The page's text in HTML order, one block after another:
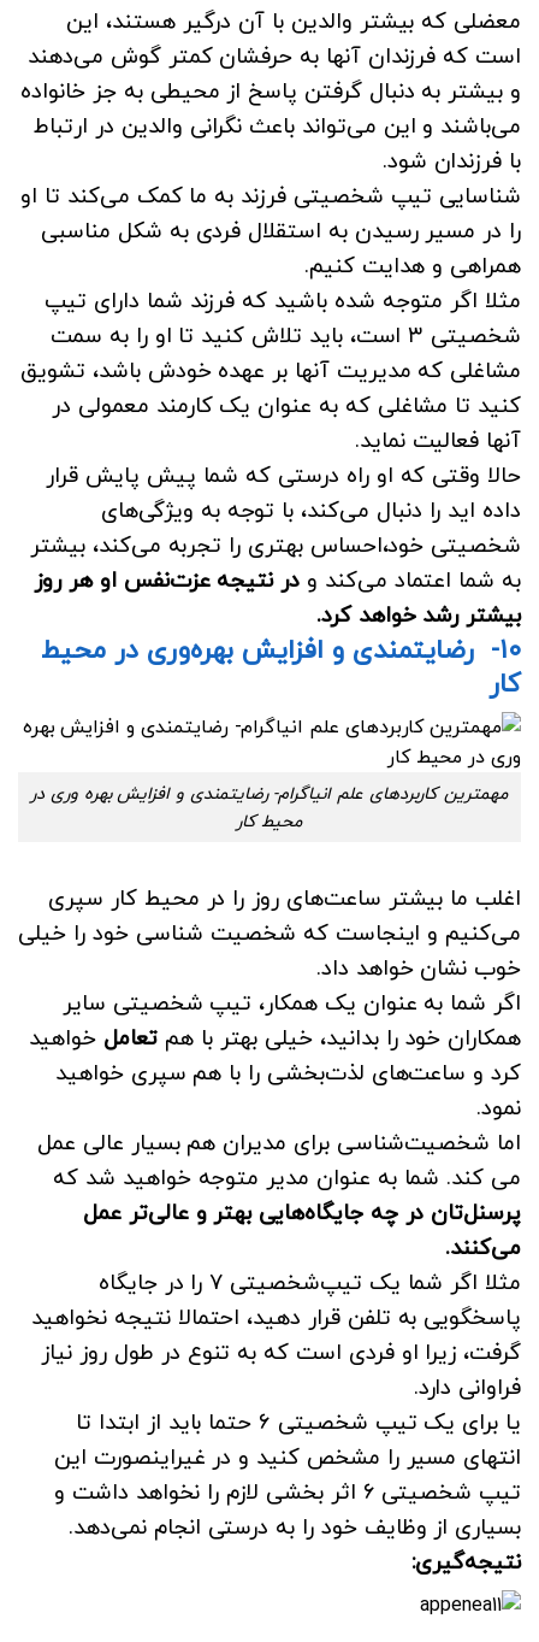
معضلی که بیشتر والدین با آن درگیر هستند، این
است که فرزندان آنها به حرفشان کمتر گوش می‌دهند
و بیشتر به دنبال گرفتن پاسخ از محیطی به جز خانواده
می‌باشند و این می‌تواند باعث نگرانی والدین در ارتباط
با فرزندان شود.
شناسایی تیپ شخصیتی فرزند به ما کمک می‌کند تا او
را در مسیر رسیدن به استقلال فردی به شکل مناسبی
همراهی و هدایت کنیم.
مثلا اگر متوجه شده باشید که فرزند شما دارای تیپ
شخصیتی ۳ است، باید تلاش کنید تا او را به سمت
مشاغلی که مدیریت آنها بر عهده خودش باشد، تشویق
کنید تا مشاغلی که به عنوان یک کارمند معمولی در
آنها فعالیت نماید.
حالا وقتی که او راه درستی که شما پیش پایش قرار
داده اید را دنبال می‌کند، با توجه به ویژگی‌های
شخصیتی خود،احساس بهتری را تجربه می‌کند، بیشتر
به شما اعتماد می‌کند و در نتیجه عزت‌نفس او هر روز
بیشتر رشد خواهد کرد.
۱۰- رضایتمندی و افزایش بهره‌وری در محیط
کار
مهمترین کاربردهای علم انیاگرام- رضایتمندی و افزایش بهره وری در
محیط کار
اغلب ما بیشتر ساعت‌های روز را در محیط کار سپری
می‌کنیم و اینجاست که شخصیت شناسی خود را خیلی
خوب نشان خواهد داد.
اگر شما به عنوان یک همکار، تیپ شخصیتی سایر
همکاران خود را بدانید، خیلی بهتر با هم تعامل خواهید
کرد و ساعت‌های لذت‌بخشی را با هم سپری خواهید
نمود.
اما شخصیت‌شناسی برای مدیران هم بسیار عالی عمل
می کند. شما به عنوان مدیر متوجه خواهید شد که
پرسنل‌تان در چه جایگاه‌هایی بهتر و عالی‌تر عمل
می‌کنند.
مثلا اگر شما یک تیپ‌شخصیتی ۷ را در جایگاه
پاسخگویی به تلفن قرار دهید، احتمالا نتیجه نخواهید
گرفت، زیرا او فردی است که به تنوع در طول روز نیاز
فراوانی دارد.
یا برای یک تیپ شخصیتی ۶ حتما باید از ابتدا تا
انتهای مسیر را مشخص کنید و در غیراینصورت این
تیپ شخصیتی ۶ اثر بخشی لازم را نخواهد داشت و
بسیاری از وظایف خود را به درستی انجام نمی‌دهد.
نتیجه‌گیری: